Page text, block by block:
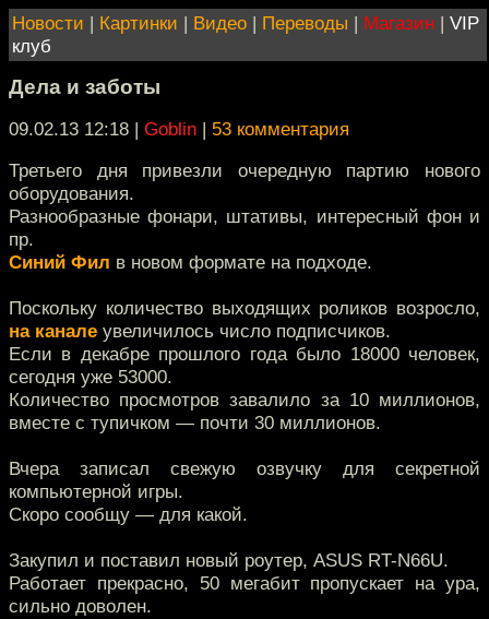
Новости | Картинки | Видео | Переводы | Магазин | VIP
клуб
Дела и заботы
09.02.13 12:18 | Goblin | 53 комментария
Третьего дня привезли очередную партию нового
оборудования.
Разнообразные фонари, штативы, интересный фон и
пр.
Синий Фил в новом формате на подходе.
Поскольку количество выходящих роликов возросло,
на канале увеличилось число подписчиков.
Если в декабре прошлого года было 18000 человек,
сегодня уже 53000.
Количество просмотров завалило за 10 миллионов,
вместе с тупичком — почти 30 миллионов.
Вчера записал свежую озвучку для секретной
компьютерной игры.
Скоро сообщу — для какой.
Закупил и поставил новый роутер, ASUS RT-N66U.
Работает прекрасно, 50 мегабит пропускает на ура,
сильно доволен.